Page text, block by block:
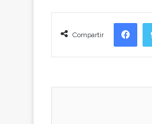
Compartir
Facebook